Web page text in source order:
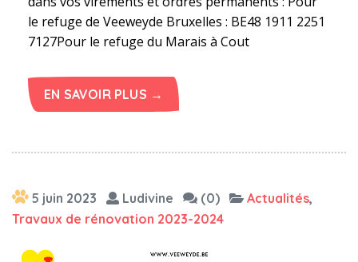
le refuge de Veeweyde Bruxelles : BE48 1911 2251
7127Pour le refuge du Marais à Cout
EN SAVOIR PLUS →
5 juin 2023 Ludivine (0) Actualités,
Travaux de rénovation 2023-2024